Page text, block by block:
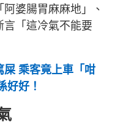
婆腸胃麻麻地」、
言「這冷氣不能要
屎 乘客竟上車「咁
好好！